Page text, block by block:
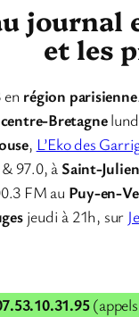
et les
région parisienne.
centre-Bretagne
, L’Eko des
97.0, à Saint-
FM au Puy-en-
jeudi à 21h, sur